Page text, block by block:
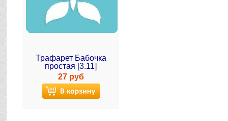
Трафарет Бабочка
простая [3.11]
27 руб